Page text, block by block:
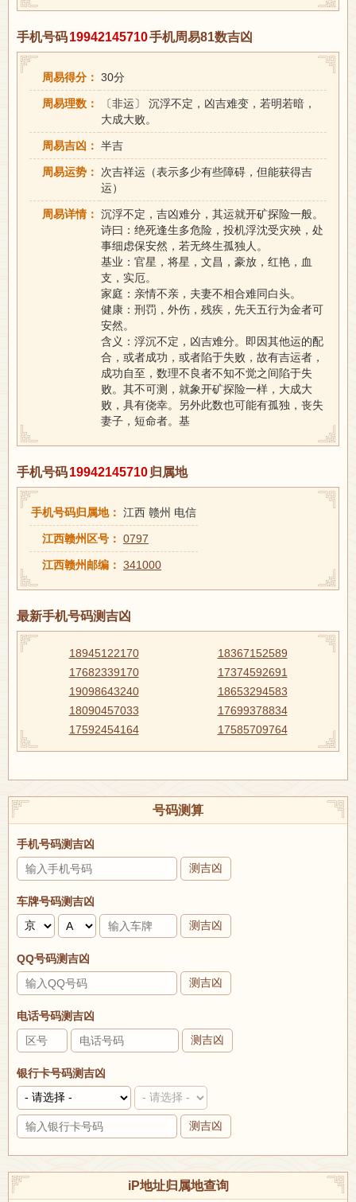
手机号码19942145710手机周易81数吉凶
周易得分： 30分
周易理数：
〔非运〕 沉浮不定，凶吉难变，若明若暗，
大成大败。
周易吉凶： 半吉
周易运势：
次吉祥运（表示多少有些障碍，但能获得吉
运）
周易详情： 沉浮不定，吉凶难分，其运就开矿探险一般。
诗曰：绝死逢生多危险，投机浮沈受灾殃，处
事细虑保安然，若无终生孤独人。
基业：官星，将星，文昌，豪放，红艳，血
支，实厄。
家庭：亲情不亲，夫妻不相合难同白头。
健康：刑罚，外伤，残疾，先天五行为金者可
安然。
含义：浮沉不定，凶吉难分。即因其他运的配
合，或者成功，或者陷于失败，故有吉运者，
成功自至，数理不良者不知不觉之间陷于失
败。其不可测，就象开矿探险一样，大成大
败，具有侥幸。另外此数也可能有孤独，丧失
妻子，短命者。基
手机号码19942145710归属地
手机号码归属地： 江西 赣州 电信
江西赣州区号： 0797
江西赣州邮编： 341000
最新手机号码测吉凶
18945122170
18367152589
17682339170
17374592691
19098643240
18653294583
18090457033
17699378834
17592454164
17585709764
号码测算
手机号码测吉凶
测吉凶
车牌号码测吉凶
测吉凶
QQ号码测吉凶
测吉凶
电话号码测吉凶
测吉凶
银行卡号码测吉凶
测吉凶
iP地址归属地查询